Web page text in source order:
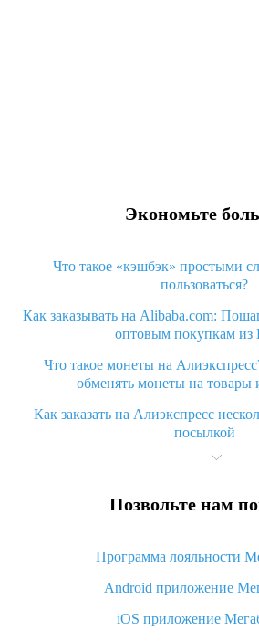
Экономьте
Что такое «кэшбэк» простыми
пользоваться?
Как заказывать на Alibaba.com:
оптовым покупкам из
Что такое монеты на
обменять монеты на товары
Как заказать на Алиэкспресс
посылкой
Что значит статус «Заказ закрыт»
Что делать, если Алиэкспресс
Как узнать, куда пришла
Вы отменили заказ на Алиэкспресс,
Что такое баллы на Алиэкспресс,
Позвольте нам
Программа лояльности
Android приложение
iOS приложение